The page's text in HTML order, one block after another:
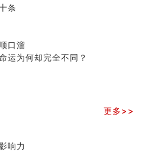
能够遇到姻缘结婚？
四柱技巧】
法 (一)
)
水擺設？門中門風水解方？
哪些？五行属水的汉字大全
条
口溜
命运为何却完全不同？
更多>>
响力